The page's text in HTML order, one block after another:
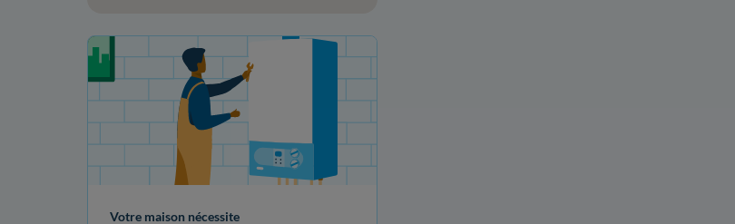
Votre projet de rénovation
Votre maison nécessite